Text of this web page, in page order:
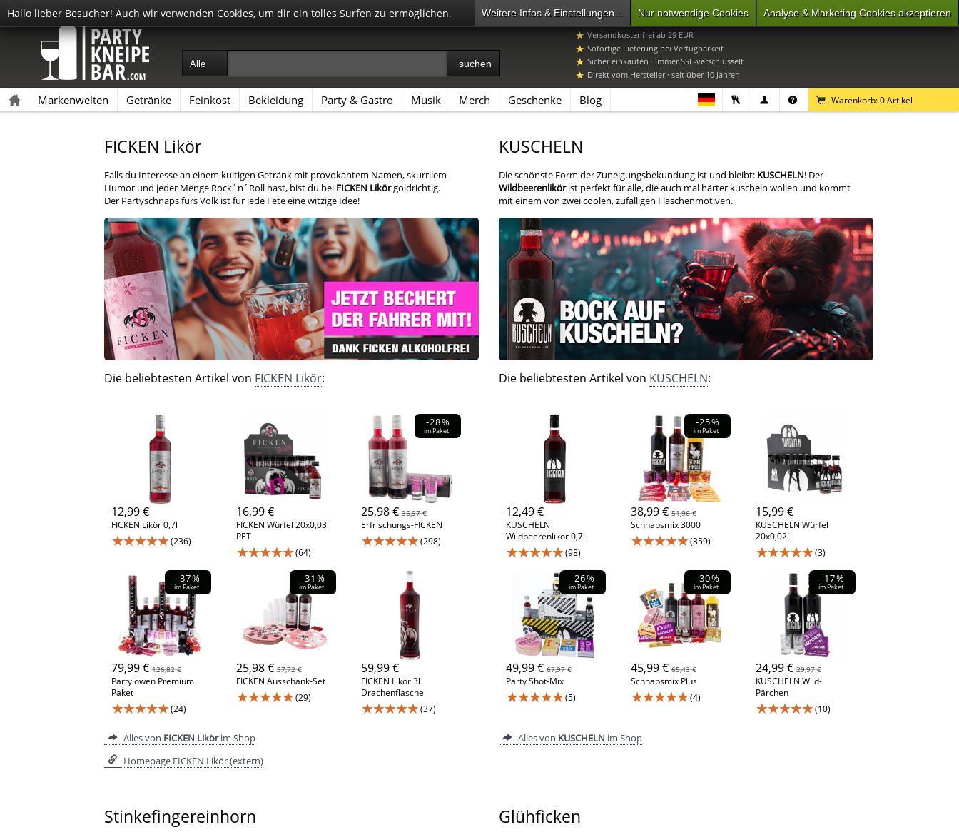
Warenkorb:0Artikel
Markenwelten Getränke Feinkost Bekleidung Party & Gastro Musik Merch Geschenke Blog
07392 96649-0 Mo-Do 9-16 Uhr, Fr 9-15 Uhr
Versandkostenfrei ab 29 EUR
Sofortige Lieferung bei Verfügbarkeit
Sicher einkaufen · immer SSL-verschlüsselt
Direkt vom Hersteller · seit über 10 Jahren
FICKEN Likör
Falls du Interesse an einem kultigen Getränk mit provokantem Namen, skurrilem
Humor und jeder Menge Rock´n´Roll hast, bist du bei FICKEN Likörgoldrichtig.
Der Partyschnaps fürs Volk ist für jede Fete eine witzige Idee!
Die beliebtesten Artikel von FICKEN Likör:
12,99 €
FICKEN Likör 0,7l
★★★★★ (236)
16,99 €
FICKEN Würfel 20x0,03l
PET
★★★★★ (64)
-28%
im Paket
25,98 €35,97 €
Erfrischungs-FICKEN
★★★★★ (298)
-37%
im Paket
79,99 €126,82 €
Partylöwen Premium
Paket
★★★★★ (24)
-31%
im Paket
25,98 €37,72 €
FICKEN Ausschank-Set
★★★★★ (29)
59,99 €
FICKEN Likör 3l
Drachenflasche
★★★★★ (37)
Alles von FICKEN Likörim Shop
Homepage FICKEN Likör (extern)
KUSCHELN
Die schönste Form der Zuneigungsbekundung ist und bleibt: KUSCHELN! Der
Wildbeerenlikörist perfekt für alle, die auch mal härter kuscheln wollen und kommt
mit einem von zwei coolen, zufälligen Flaschenmotiven.
Die beliebtesten Artikel von KUSCHELN:
12,49 €
KUSCHELN
Wildbeerenlikör 0,7l
★★★★★ (98)
-25%
im Paket
38,99 €51,96 €
Schnapsmix 3000
★★★★★ (359)
15,99 €
KUSCHELN Würfel
20x0,02l
★★★★★ (3)
-26%
im Paket
49,99 €67,97 €
Party Shot-Mix
★★★★★ (5)
-30%
im Paket
45,99 €65,43 €
Schnapsmix Plus
★★★★★ (4)
-17%
im Paket
24,99 €29,97 €
KUSCHELN Wild-
Pärchen
★★★★★ (10)
Alles von KUSCHELN im Shop
Stinkefingereinhorn Glühficken
Hallo lieber Besucher! Auch wir verwenden Cookies, um dir ein tolles Surfen zu ermöglichen. Analyse & Marketing Cookies akzeptieren
Nur notwendige Cookies
Weitere Infos & Einstellungen...